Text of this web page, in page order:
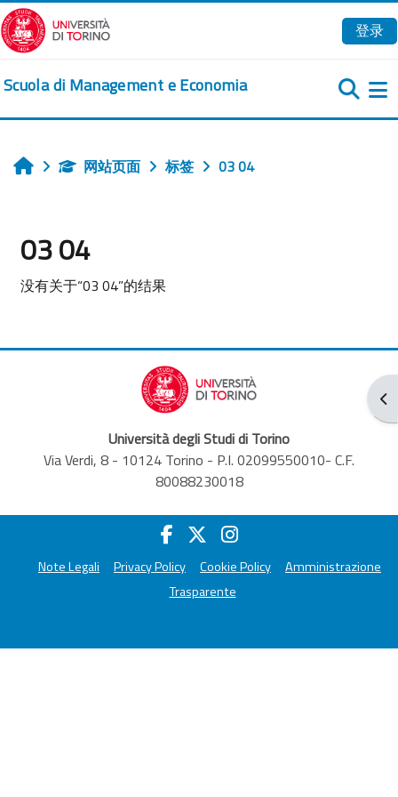
跳到主要内容
登录
Scuola di Management e Economia
打
首页 网站页面 标签 03 04
03 04
没有关于“03 04”的结果
Università degli Studi di Torino
Via Verdi, 8 - 10124 Torino - P.I. 02099550010- C.F.
80088230018
Note Legali Privacy Policy Cookie Policy
Amministrazione
Trasparente